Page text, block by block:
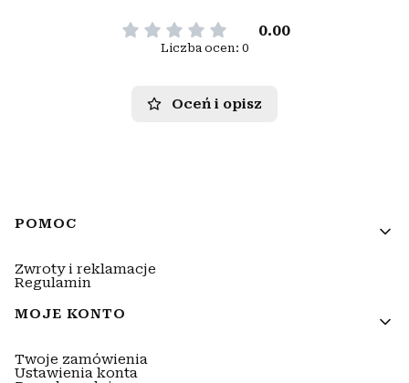
0.00
Liczba ocen: 0
Oceń i opisz
Linki w stopce
POMOC
Zwroty i reklamacje
Regulamin
MOJE KONTO
Twoje zamówienia
Ustawienia konta